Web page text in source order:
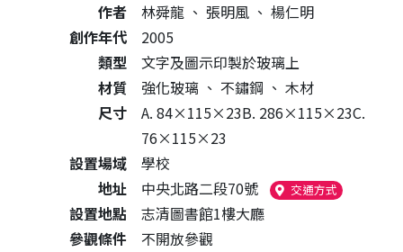
作者
林舜龍 、 張明風 、 楊仁明
創作年代
2005
類型
文字及圖示印製於玻璃上
材質
強化玻璃 、 不鏽鋼 、 木材
尺寸
A. 84×115×23B. 286×115×23C.
76×115×23
設置場域
學校
地址
中央北路二段70號 交通方式（另開新視
設置地點
志清圖書館1樓大廳
參觀條件
不開放參觀